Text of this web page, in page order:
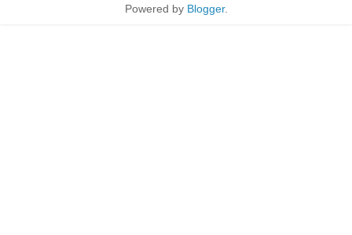
Powered by Blogger.